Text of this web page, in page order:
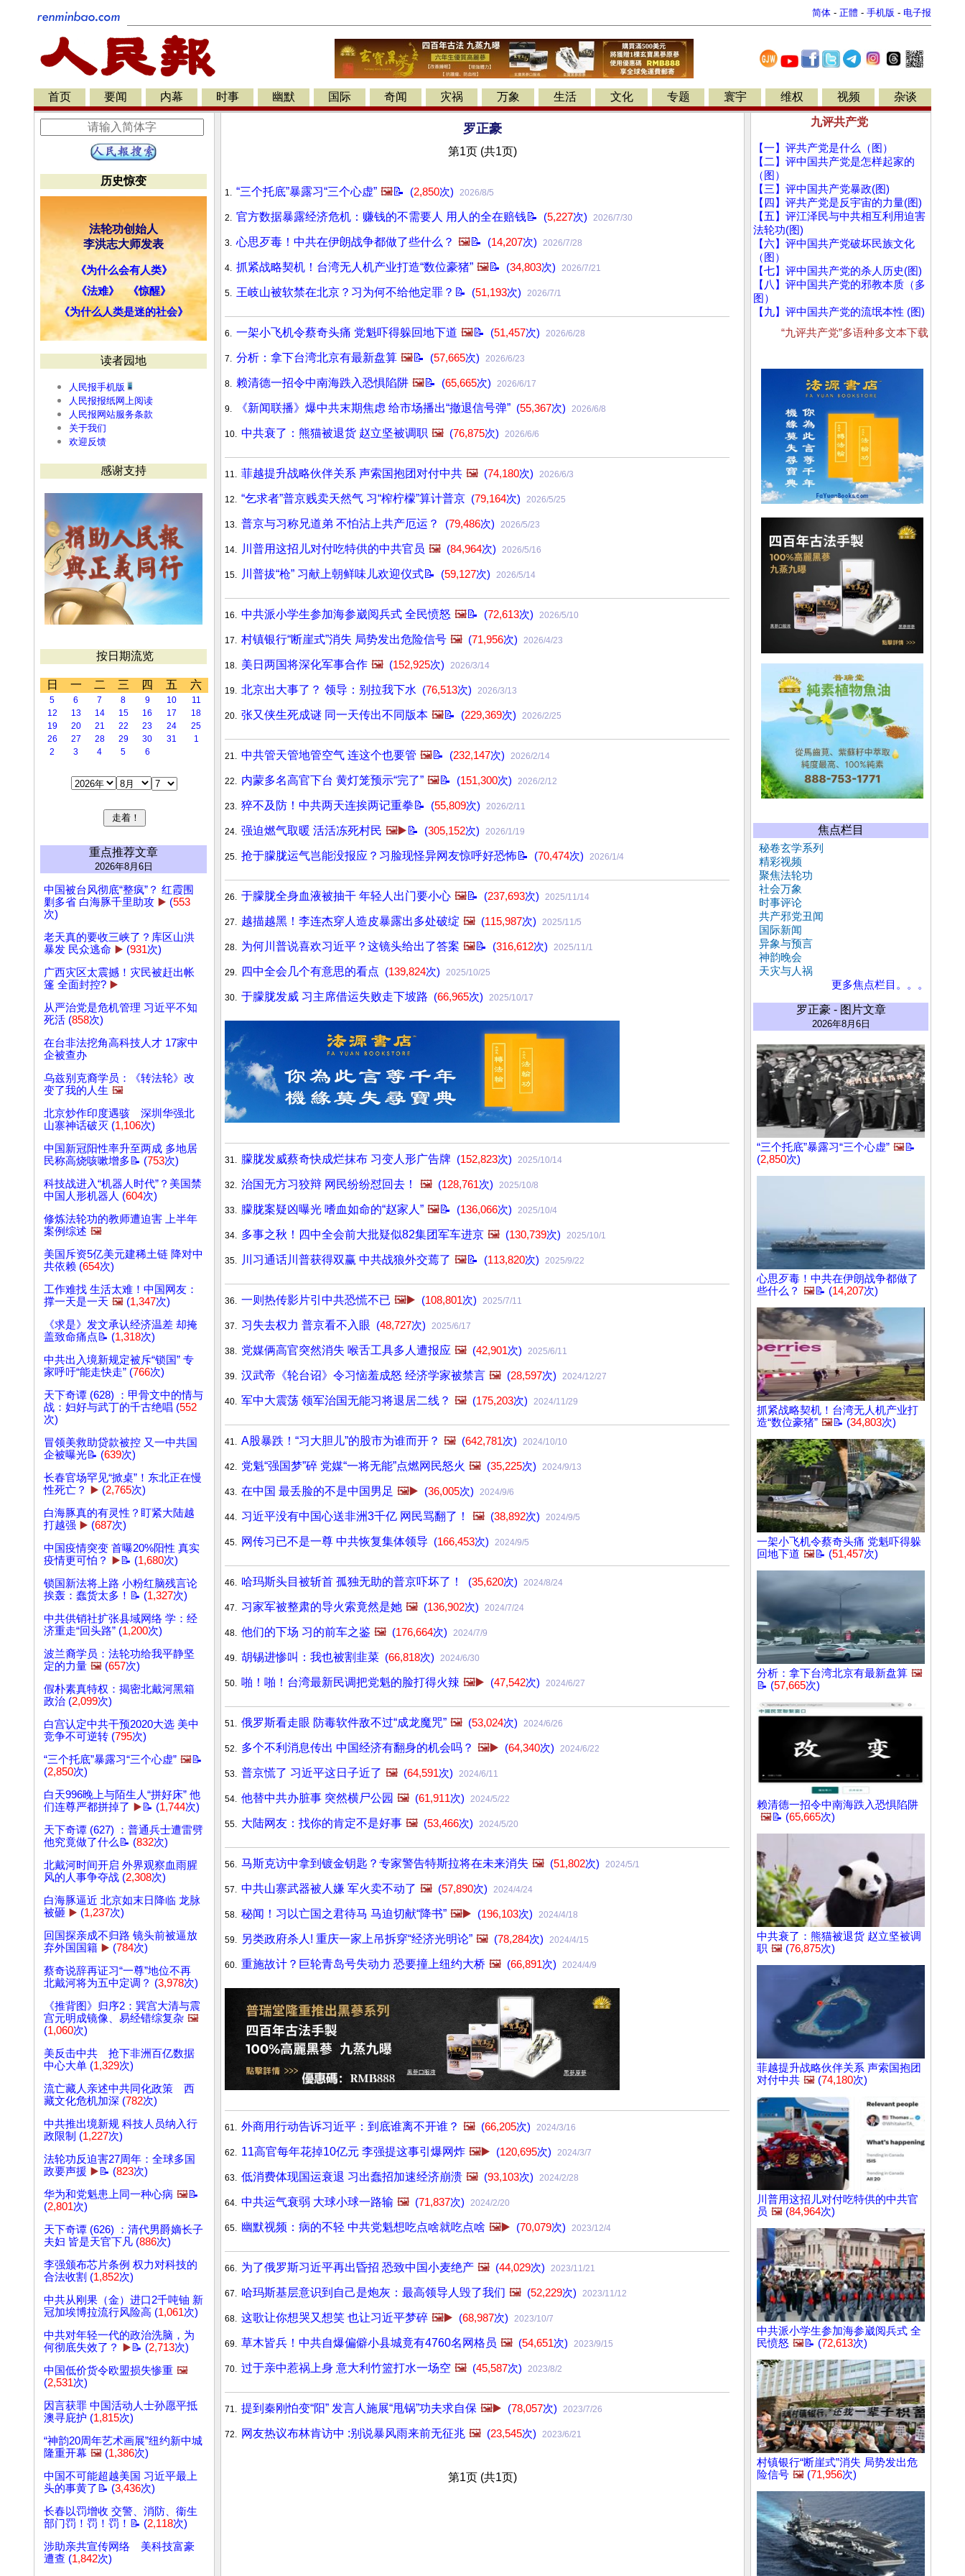
简体 - 正體 - 手机版 - 电子报
首页 要闻 内幕 时事 幽默 国际 奇闻 灾祸 万象 生活 文化 专题 寰宇 维权 视频 杂谈
历史惊变
法轮功创始人
李洪志大师发表
《为什么会有人类》
《法难》
《惊醒》
《为什么人类是迷的社会》
读者园地
人民报手机版
人民报报纸网上阅读
人民报网站服务条款
关于我们
欢迎反馈
感谢支持
按日期流览
日 一 二 三 四 五 六
5 6 7 8 9 10
11
12
13 14 15 16 17
18
19
20 21 22 23 24
25
26
27 28 29 30 31
1
2
3 4 5 6
重点推荐文章
2026年8月6日
中国被台风彻底“整疯”？ 红霞围
剿多省 白海豚千里助攻 ▶️ (553
次)
老天真的要收三峡了？库区山洪
暴发 民众逃命 ▶️ (931次)
广西灾区太震撼！灾民被赶出帐
篷 全面封控? ▶️
从严治党是危机管理 习近平不知
死活 (858次)
在台非法挖角高科技人才 17家中
企被查办
乌兹别克裔学员：《转法轮》改
变了我的人生 🖼️
北京炒作印度遇骇 深圳华强北
山寨神话破灭 (1,106次)
中国新冠阳性率升至两成 多地居
民称高烧咳嗽增多📝 (753次)
科技战进入“机器人时代”？美国禁
中国人形机器人 (604次)
修炼法轮功的教师遭迫害 上半年
案例综述 🖼️
美国斥资5亿美元建稀土链 降对中
共依赖 (654次)
工作难找 生活太难！中国网友：
撑一天是一天 🖼️ (1,347次)
《求是》发文承认经济温差 却掩
盖致命痛点📝 (1,318次)
中共出入境新规定被斥“锁国” 专
家呼吁“能走快走” (766次)
天下奇谭 (628) ：甲骨文中的情与
战：妇好与武丁的千古绝唱 (552
次)
冒领美救助贷款被控 又一中共国
企被曝光📝 (639次)
长春官场罕见“掀桌”！东北正在慢
性死亡？
▶️ (2,765次)
白海豚真的有灵性？盯紧大陆越
打越强 ▶️ (687次)
中国疫情突变 首曝20%阳性 真实
疫情更可怕？
▶️📝 (1,680次)
锁国新法将上路 小粉红脑残言论
挨轰：蠢货太多！📝 (1,327次)
中共供销社扩张县域网络 学：经
济重走“回头路” (1,200次)
波兰裔学员：法轮功给我平静坚
定的力量 🖼️ (657次)
假朴素真特权：揭密北戴河黑箱
政治 (2,099次)
白宫认定中共干预2020大选 美中
竞争不可逆转 (795次)
“三个托底”暴露习“三个心虚” 🖼️📝
(2,850次)
白天996晚上与陌生人“拼好床” 他
们连尊严都拼掉了 ▶️📝 (1,744次)
天下奇谭 (627) ：普通兵士遭雷劈
他究竟做了什么📝 (832次)
北戴河时间开启 外界观察血雨腥
风的人事争夺战 (2,308次)
白海豚逼近 北京如末日降临 龙脉
被砸 ▶️ (1,237次)
回国探亲成不归路 镜头前被逼放
弃外国国籍 ▶️ (784次)
蔡奇说辞再证习“一尊”地位不再
北戴河将为五中定调？ (3,978次)
《推背图》归序2：巽宫大清与震
宫元明成镜像、易经错综复杂 🖼️
(1,060次)
美反击中共 抢下非洲百亿数据
中心大单 (1,329次)
流亡藏人亲述中共同化政策 西
藏文化危机加深 (782次)
中共推出境新规 科技人员纳入行
政限制 (1,227次)
法轮功反迫害27周年：全球多国
政要声援 ▶️📝 (823次)
华为和党魁患上同一种心病 🖼️📝
(2,801次)
天下奇谭 (626) ：清代男爵嫡长子
夫妇 皆是天官下凡 (886次)
李强颁布芯片条例 权力对科技的
合法收割 (1,852次)
中共从刚果（金）进口2千吨铀 新
冠加埃博拉流行风险高 (1,061次)
中共对年轻一代的政治洗脑，为
何彻底失效了？
▶️📝 (2,713次)
中国低价货令欧盟损失惨重 🖼️
(2,531次)
因言获罪 中国活动人士孙愿平抵
澳寻庇护 (1,815次)
“神韵20周年艺术画展”纽约新中城
隆重开幕 🖼️ (1,386次)
中国不可能超越美国 习近平最上
头的事黄了📝 (3,436次)
长春以罚增收 交警、消防、衞生
部门罚！罚！罚！📝 (2,118次)
涉助亲共宣传网络 美科技富豪
遭查 (1,842次)
罗正豪
第1页 (共1页)
1. “三个托底”暴露习“三个心虚” 🖼️📝 (2,850次) 2026/8/5
2. 官方数据暴露经济危机：赚钱的不需要人 用人的全在赔钱📝 (5,227次) 2026/7/30
3. 心思歹毒！中共在伊朗战争都做了些什么？ 🖼️📝 (14,207次) 2026/7/28
4. 抓紧战略契机！台湾无人机产业打造“数位豪猪” 🖼️📝 (34,803次) 2026/7/21
5. 王岐山被软禁在北京？习为何不给他定罪？📝 (51,193次) 2026/7/1
6. 一架小飞机令蔡奇头痛 党魁吓得躲回地下道 🖼️📝 (51,457次) 2026/6/28
7. 分析：拿下台湾北京有最新盘算 🖼️📝 (57,665次) 2026/6/23
8. 赖清德一招令中南海跌入恐惧陷阱 🖼️📝 (65,665次) 2026/6/17
9. 《新闻联播》爆中共末期焦虑 给市场播出“撤退信号弹” (55,367次) 2026/6/8
10. 中共衰了：熊猫被退货 赵立坚被调职 🖼️ (76,875次) 2026/6/6
11. 菲越提升战略伙伴关系 声索国抱团对付中共 🖼️ (74,180次) 2026/6/3
12. “乞求者”普京贱卖天然气 习“榨柠檬”算计普京 (79,164次) 2026/5/25
13. 普京与习称兄道弟 不怕沾上共产厄运？ (79,486次) 2026/5/23
14. 川普用这招儿对付吃特供的中共官员 🖼️ (84,964次) 2026/5/16
15. 川普拔“枪” 习献上朝鲜味儿欢迎仪式📝 (59,127次) 2026/5/14
16. 中共派小学生参加海参崴阅兵式 全民愤怒 🖼️📝 (72,613次) 2026/5/10
17. 村镇银行“断崖式”消失 局势发出危险信号 🖼️ (71,956次) 2026/4/23
18. 美日两国将深化军事合作 🖼️ (152,925次) 2026/3/14
19. 北京出大事了？ 领导：别拉我下水 (76,513次) 2026/3/13
20. 张又侠生死成谜 同一天传出不同版本 🖼️📝 (229,369次) 2026/2/25
21. 中共管天管地管空气 连这个也要管 🖼️📝 (232,147次) 2026/2/14
22. 内蒙多名高官下台 黄灯笼预示“完了” 🖼️📝 (151,300次) 2026/2/12
23. 猝不及防！中共两天连挨两记重拳📝 (55,809次) 2026/2/11
24. 强迫燃气取暖 活活冻死村民 🖼️▶️ 📝 (305,152次) 2026/1/19
25. 抢于朦胧运气岂能没报应？习脸现怪异网友惊呼好恐怖📝 (70,474次) 2026/1/4
26. 于朦胧全身血液被抽干 年轻人出门要小心 🖼️📝 (237,693次) 2025/11/14
27. 越描越黑！李连杰穿人造皮暴露出多处破绽 🖼️ (115,987次) 2025/11/5
28. 为何川普说喜欢习近平？这镜头给出了答案 🖼️📝 (316,612次) 2025/11/1
29. 四中全会几个有意思的看点 (139,824次) 2025/10/25
30. 于朦胧发威 习主席借运失败走下坡路 (66,965次) 2025/10/17
31. 朦胧发威蔡奇快成烂抹布 习变人形广告牌 (152,823次) 2025/10/14
32. 治国无方习狡辩 网民纷纷怼回去！ 🖼️ (128,761次) 2025/10/8
33. 朦胧案疑凶曝光 嗜血如命的“赵家人” 🖼️📝 (136,066次) 2025/10/4
34. 多事之秋！四中全会前大批疑似82集团军车进京 🖼️ (130,739次) 2025/10/1
35. 川习通话川普获得双赢 中共战狼外交蔫了 🖼️📝 (113,820次) 2025/9/22
36. 一则热传影片引中共恐慌不已 🖼️▶️ (108,801次) 2025/7/11
37. 习失去权力 普京看不入眼 (48,727次) 2025/6/17
38. 党媒俩高官突然消失 喉舌工具多人遭报应 🖼️ (42,901次) 2025/6/11
39. 汉武帝《轮台诏》令习恼羞成怒 经济学家被禁言 🖼️ (28,597次) 2024/12/27
40. 军中大震荡 领军治国无能习将退居二线？ 🖼️ (175,203次) 2024/11/29
41. A股暴跌！“习大胆儿”的股市为谁而开？ 🖼️ (642,781次) 2024/10/10
42. 党魁“强国梦”碎 党媒“一将无能”点燃网民怒火 🖼️ (35,225次) 2024/9/13
43. 在中国 最丢脸的不是中国男足 🖼️▶️ (36,005次) 2024/9/6
44. 习近平没有中国心送非洲3千亿 网民骂翻了！ 🖼️ (38,892次) 2024/9/5
45. 网传习已不是一尊 中共恢复集体领导 (166,453次) 2024/9/5
46. 哈玛斯头目被斩首 孤独无助的普京吓坏了！ (35,620次) 2024/8/24
47. 习家军被整肃的导火索竟然是她 🖼️ (136,902次) 2024/7/24
48. 他们的下场 习的前车之鉴 🖼️ (176,664次) 2024/7/9
49. 胡锡进惨叫：我也被割韭菜 (66,818次) 2024/6/30
50. 啪！啪！台湾最新民调把党魁的脸打得火辣 🖼️▶️ (47,542次) 2024/6/27
51. 俄罗斯看走眼 防毒软件敌不过“成龙魔咒” 🖼️ (53,024次) 2024/6/26
52. 多个不利消息传出 中国经济有翻身的机会吗？ 🖼️▶️ (64,340次) 2024/6/22
53. 普京慌了 习近平这日子近了 🖼️ (64,591次) 2024/6/11
54. 他替中共办脏事 突然横尸公园 🖼️ (61,911次) 2024/5/22
55. 大陆网友：找你的肯定不是好事 🖼️ (53,466次) 2024/5/20
56. 马斯克访中拿到镀金钥匙？专家警告特斯拉将在未来消失 🖼️ (51,802次) 2024/5/1
57. 中共山寨武器被人嫌 军火卖不动了 🖼️ (57,890次) 2024/4/24
58. 秘闻！习以亡国之君待马 马迫切献“降书” 🖼️▶️ (196,103次) 2024/4/18
59. 另类政府杀人! 重庆一家上吊拆穿“经济光明论” 🖼️ (78,284次) 2024/4/15
60. 重施故计？巨轮青岛号失动力 恐要撞上纽约大桥 🖼️ (66,891次) 2024/4/9
61. 外商用行动告诉习近平：到底谁离不开谁？ 🖼️ (66,205次) 2024/3/16
62. 11高官每年花掉10亿元 李强提这事引爆网炸 🖼️▶️ (120,695次) 2024/3/7
63. 低消费体现国运衰退 习出蠢招加速经济崩溃 🖼️ (93,103次) 2024/2/28
64. 中共运气衰弱 大球小球一路输 🖼️ (71,837次) 2024/2/20
65. 幽默视频：病的不轻 中共党魁想吃点啥就吃点啥 🖼️▶️ (70,079次) 2023/12/4
66. 为了俄罗斯习近平再出昏招 恐致中国小麦绝产 🖼️ (44,029次) 2023/11/21
67. 哈玛斯基层意识到自己是炮灰：最高领导人毁了我们 🖼️ (52,229次) 2023/11/12
68. 这歌让你想哭又想笑 也让习近平梦碎 🖼️▶️ (68,987次) 2023/10/7
69. 草木皆兵！中共自爆偏僻小县城竟有4760名网格员 🖼️ (54,651次) 2023/9/15
70. 过于亲中惹祸上身 意大利竹篮打水一场空 🖼️ (45,587次) 2023/8/2
71. 提到秦刚怕变“阳” 发言人施展“甩锅”功夫求自保 🖼️▶️ (78,057次) 2023/7/26
72. 网友热议布林肯访中 :别说暴风雨来前无征兆 🖼️ (23,545次) 2023/6/21
第1页 (共1页)
九评共产党
【一】评共产党是什么（图）
【二】评中国共产党是怎样起家的
（图）
【三】评中国共产党暴政(图)
【四】评共产党是反宇宙的力量(图)
【五】评江泽民与中共相互利用迫害
法轮功(图)
【六】评中国共产党破坏民族文化
（图）
【七】评中国共产党的杀人历史(图)
【八】评中国共产党的邪教本质（多
图）
【九】评中国共产党的流氓本性 (图)
“九评共产党”多语种多文本下载
焦点栏目
秘卷玄学系列
精彩视频
聚焦法轮功
社会万象
时事评论
共产邪党丑闻
国际新闻
异象与预言
神韵晚会
天灾与人祸
更多焦点栏目。。。
罗正豪 - 图片文章
2026年8月6日
“三个托底”暴露习“三个心虚” 🖼️📝
(2,850次)
心思歹毒！中共在伊朗战争都做了
些什么？ 🖼️📝 (14,207次)
抓紧战略契机！台湾无人机产业打
造“数位豪猪” 🖼️📝 (34,803次)
一架小飞机令蔡奇头痛 党魁吓得躲
回地下道 🖼️📝 (51,457次)
分析：拿下台湾北京有最新盘算 🖼️
📝 (57,665次)
赖清德一招令中南海跌入恐惧陷阱
🖼️📝 (65,665次)
中共衰了：熊猫被退货 赵立坚被调
职 🖼️ (76,875次)
菲越提升战略伙伴关系 声索国抱团
对付中共 🖼️ (74,180次)
川普用这招儿对付吃特供的中共官
员 🖼️ (84,964次)
中共派小学生参加海参崴阅兵式 全
民愤怒 🖼️📝 (72,613次)
村镇银行“断崖式”消失 局势发出危
险信号 🖼️ (71,956次)